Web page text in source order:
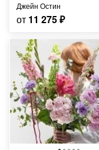
Джейн Остин
от 11 275₽